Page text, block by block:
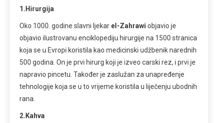
1.Hirurgija
Oko 1000. godine slavni ljekar el-Zahrawi objavio je
objavio ilustrovanu enciklopediju hirurgije na 1500 stranica
koja se u Evropi koristila kao medicinski udžbenik narednih
500 godina. On je prvi hirurg koji je izveo carski rez, i prvi je
napravio pincetu. Također je zaslužan za unapređenje
tehnologije koja se u to vrijeme koristila u liječenju ubodnih
rana.
2.Kahva